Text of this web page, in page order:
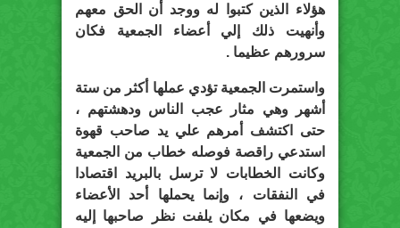
هؤلاء الذين كتبوا له ووجد أن الحق معهم
وأنهيت ذلك إلي أعضاء الجمعية فكان
سرورهم عظيما .
واستمرت الجمعية تؤدي عملها أكثر من ستة
أشهر وهي مثار عجب الناس ودهشتهم ،
حتى اكتشف أمرهم علي يد صاحب قهوة
استدعي راقصة فوصله خطاب من الجمعية
وكانت الخطابات لا ترسل بالبريد اقتصادا
في النفقات ، وإنما يحملها أحد الأعضاء
ويضعها في مكان يلفت نظر صاحبها إليه